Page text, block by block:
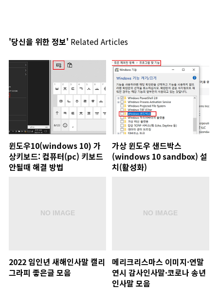
'당신을 위한 정보' Related Articles
윈도우10(windows 10) 가
상키보드: 컴퓨터(pc) 키보드
안될때 해결 방법
가상 윈도우 샌드박스
(windows 10 sandbox) 설
치(활성화)
2022 임인년 새해인사말 캘리
그라피 좋은글 모음
메리크리스마스 이미지·연말
연시 감사인사말·코로나 송년
인사말 모음